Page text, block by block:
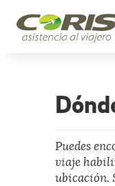
Puedes
viaje
ubicación.